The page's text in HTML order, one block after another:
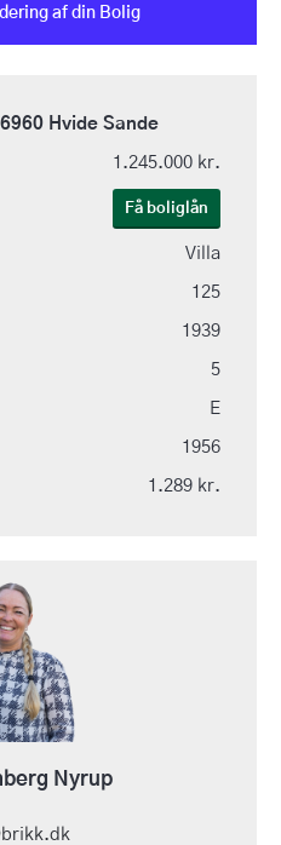
Hvide Sande
1.245.000 kr.
Få boliglån
Villa
125
1939
5
E
1956
1.289 kr.
af din Bolig
Nyrup